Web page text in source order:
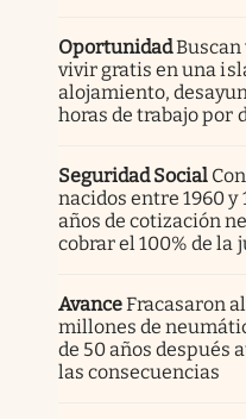
Oportunidad
vivir gratis en una
alojamiento,
horas de trabajo por
Seguridad Social
nacidos entre 1960 y
años de cotización
cobrar el 100% de la
AvanceFracasaron
millones de
de 50 años después
las consecuencias